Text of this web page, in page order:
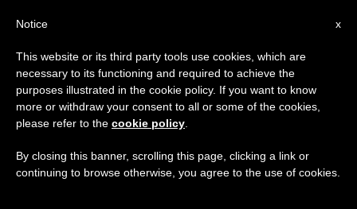
x
Notice
This website or its third party tools use cookies, which are
necessary to its functioning and required to achieve the
purposes illustrated in the cookie policy. If you want to know
more or withdraw your consent to all or some of the cookies,
please refer to the cookie policy
By closing this banner, scrolling this page, clicking a link or
continuing to browse otherwise, you agree to the use of cookies.